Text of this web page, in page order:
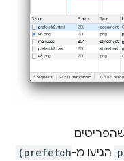
הגיעו מ-(prefetch